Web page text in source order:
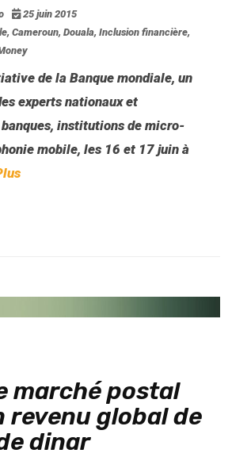
25 juin 2015
, Cameroun, Douala, Inclusion financière,
de la Banque mondiale, un
experts nationaux et
institutions de micro-
mobile, les 16 et 17 juin à
marché postal
revenu global de
dinar